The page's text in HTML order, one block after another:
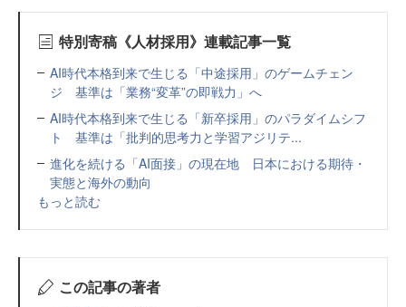
特別寄稿《人材採用》連載記事一覧
AI時代本格到来で生じる「中途採用」のゲームチェン
ジ 基準は「業務“変革”の即戦力」へ
AI時代本格到来で生じる「新卒採用」のパラダイムシフ
ト 基準は「批判的思考力と学習アジリテ...
進化を続ける「AI面接」の現在地 日本における期待・
実態と海外の動向
もっと読む
この記事の著者